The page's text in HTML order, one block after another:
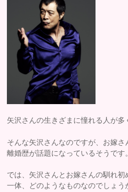
矢沢さんの生きざまに憧れる人が多
そんな矢沢さんなのですが、お嫁
離婚歴が話題になっているそうです。
では、矢沢さんとお嫁さんの馴れ初
一体、どのようなものなのでしょう